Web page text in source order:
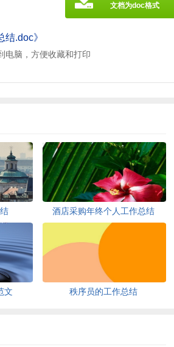
结.doc》
电脑，方便收藏和打印
文档为doc格式
酒店采购年终个人工作总结
文 秩序员的工作总结